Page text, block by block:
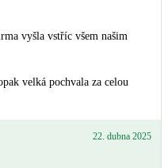
vyšla vstříc všem našim
velká pochvala za celou
22. dubna 2025